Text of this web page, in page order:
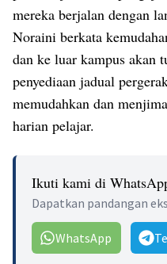
mereka berjalan dengan
Noraini berkata
dan ke luar kampus akan
penyediaan jadual
memudahkan dan
harian pelajar.
Ikuti kami di
Dapatkan pandangan
WhatsApp